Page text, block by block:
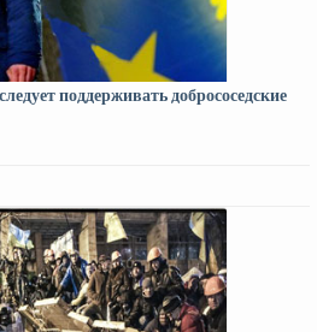
поддерживать добрососедские